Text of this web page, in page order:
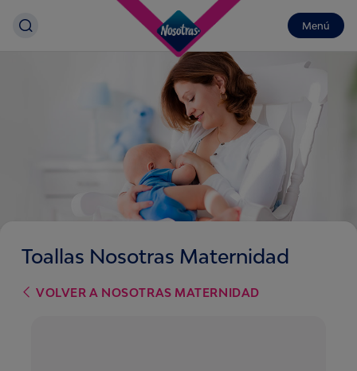
Menú
Toallas Nosotras Maternidad
VOLVER A NOSOTRAS MATERNIDAD